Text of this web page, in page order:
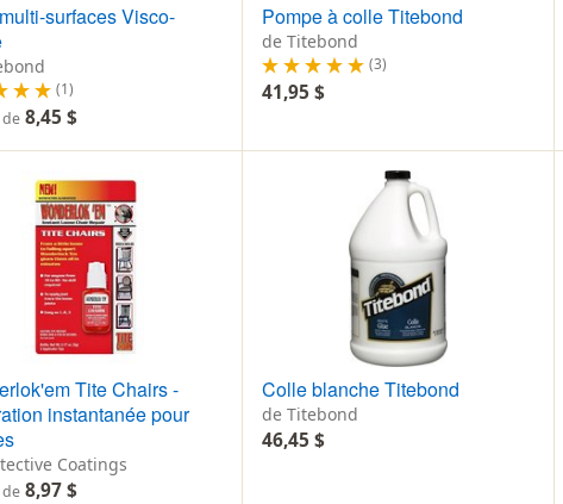
surfaces Visco-
(1)
8,45 $
Pompe à colle Titebond
de Titebond
(3)
41,95 $
Tite Chairs -
instantanée pour
Coatings
8,97 $
Colle blanche Titebond
de Titebond
46,45 $